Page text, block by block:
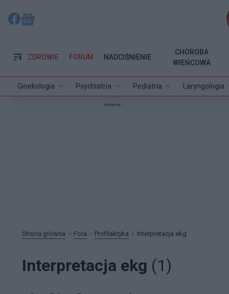
ZDROWIE
Ginekologia Psychiatria Pediatria Laryngologia
FORUM NADCIŚNIENIE
CHOROBA
WIEŃCOWA
Reklama:
Strona główna Fora Profilaktyka Interpretacja ekg
Interpretacja ekg (1)